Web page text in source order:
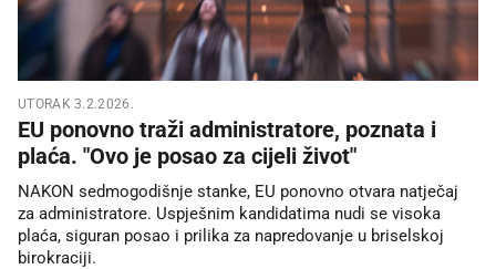
UTORAK 3.2.2026.
EU ponovno traži administratore, poznata i
plaća. "Ovo je posao za cijeli život"
NAKON sedmogodišnje stanke, EU ponovno otvara natječaj
za administratore. Uspješnim kandidatima nudi se visoka
plaća, siguran posao i prilika za napredovanje u briselskoj
birokraciji.